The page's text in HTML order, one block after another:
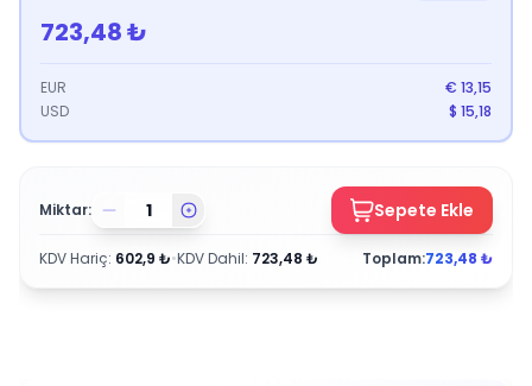
723,48₺
EUR € 13,15
USD
$ 15,18
Miktar: Sepete Ekle
KDV Hariç: 602,9 ₺•KDV Dahil: 723,48 ₺ Toplam:723,48 ₺